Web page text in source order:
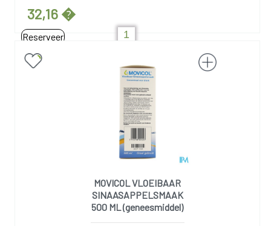
32,16 �
Reserveer
MOVICOL VLOEIBAAR
SINAASAPPELSMAAK
500 ML (geneesmiddel)